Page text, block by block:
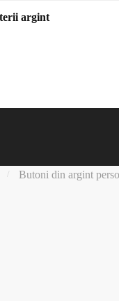
/ Butoni din argint